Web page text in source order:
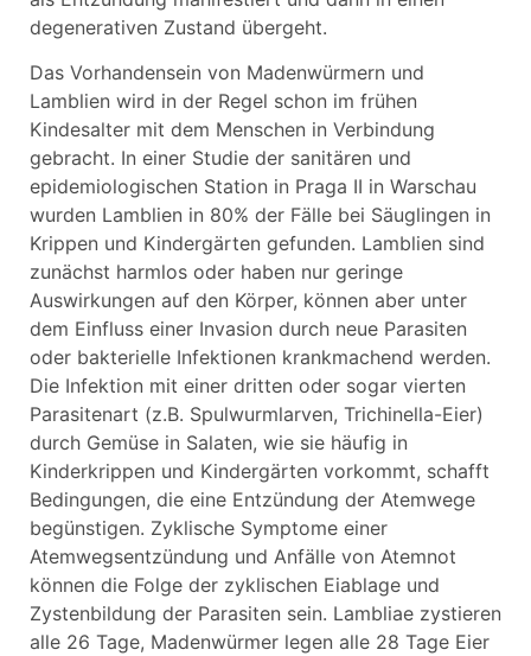
degenerativen Zustand übergeht.
Das Vorhandensein von Madenwürmern und
Lamblien wird in der Regel schon im frühen
Kindesalter mit dem Menschen in Verbindung
gebracht. In einer Studie der sanitären und
epidemiologischen Station in Praga II in Warschau
wurden Lamblien in 80% der Fälle bei Säuglingen in
Krippen und Kindergärten gefunden. Lamblien sind
zunächst harmlos oder haben nur geringe
Auswirkungen auf den Körper, können aber unter
dem Einfluss einer Invasion durch neue Parasiten
oder bakterielle Infektionen krankmachend werden.
Die Infektion mit einer dritten oder sogar vierten
Parasitenart (z.B. Spulwurmlarven, Trichinella-Eier)
durch Gemüse in Salaten, wie sie häufig in
Kinderkrippen und Kindergärten vorkommt, schafft
Bedingungen, die eine Entzündung der Atemwege
begünstigen. Zyklische Symptome einer
Atemwegsentzündung und Anfälle von Atemnot
können die Folge der zyklischen Eiablage und
Zystenbildung der Parasiten sein. Lambliae zystieren
alle 26 Tage, Madenwürmer legen alle 28 Tage Eier